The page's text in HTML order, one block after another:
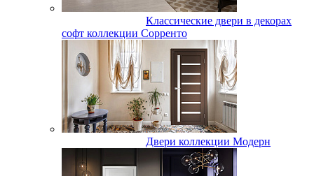
Классические двери в декорах
софт коллекции Сорренто
Двери коллекции Модерн